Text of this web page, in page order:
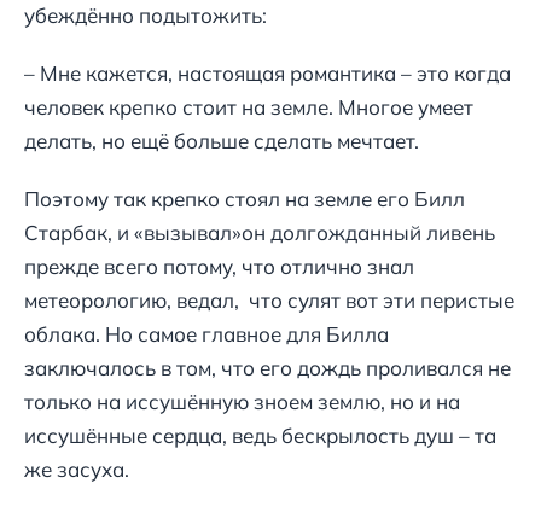
убеждённо подытожить:
– Мне кажется, настоящая романтика – это когда
человек крепко стоит на земле. Многое умеет
делать, но ещё больше сделать мечтает.
Поэтому так крепко стоял на земле его Билл
Старбак, и «вызывал»он долгожданный ливень
прежде всего потому, что отлично знал
метеорологию, ведал, что сулят вот эти перистые
облака. Но самое главное для Билла
заключалось в том, что его дождь проливался не
только на иссушённую зноем землю, но и на
иссушённые сердца, ведь бескрылость душ – та
же засуха.